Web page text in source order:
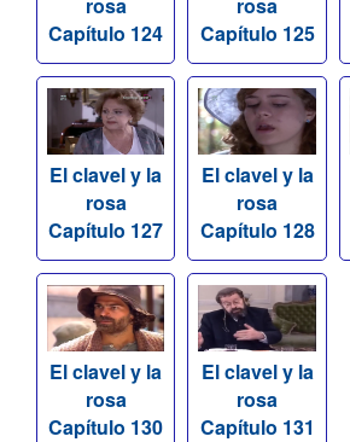
rosa
Capítulo 124
rosa
Capítulo 125
El clavel y la
rosa
Capítulo 127
El clavel y la
rosa
Capítulo 128
El clavel y la
rosa
Capítulo 130
El clavel y la
rosa
Capítulo 131